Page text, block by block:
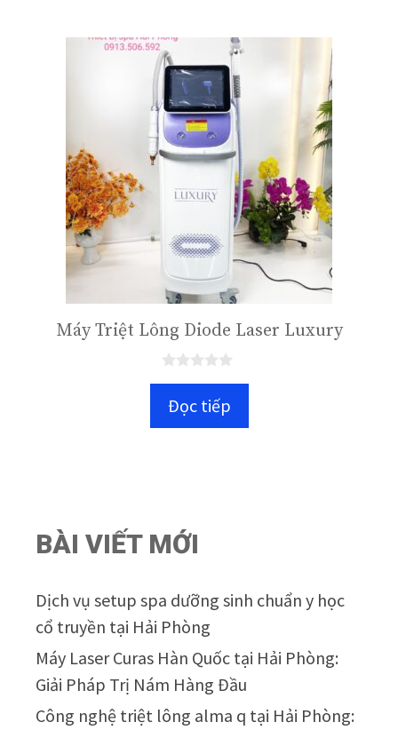
Máy Triệt Lông Diode Laser Luxury
gĐọc tiếp
BÀI VIẾT MỚI
Dịch vụ setup spa dưỡng sinh chuẩn y học
cổ truyền tại Hải Phòng
Máy Laser Curas Hàn Quốc tại Hải Phòng:
Giải Pháp Trị Nám Hàng Đầu
Công nghệ triệt lông alma q tại Hải Phòng: